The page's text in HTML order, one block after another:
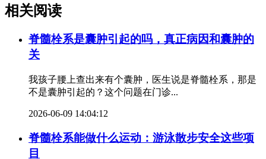
相关阅读
脊髓栓系是囊肿引起的吗，真正病因和囊肿的
关
我孩子腰上查出来有个囊肿，医生说是脊髓栓系，那是
不是囊肿引起的？这个问题在门诊...
2026-06-09 14:04:12
脊髓栓系能做什么运动：游泳散步安全这些项
目